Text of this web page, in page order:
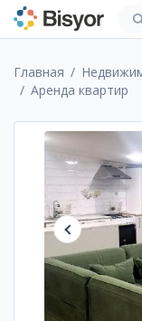
Главная
Аренда квартир